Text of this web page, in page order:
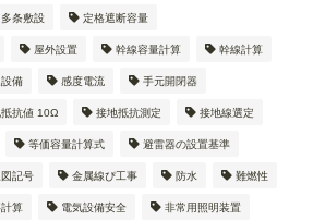
多条敷設 定格遮断容量
屋外設置 幹線容量計算 幹線計算
備 感度電流 手元開閉器
抵抗値 10Ω 接地抵抗測定 接地線選定
等価容量計算式 避雷器の設置基準
記号 金属線ぴ工事 防水 難燃性
算 電気設備安全 非常用照明装置